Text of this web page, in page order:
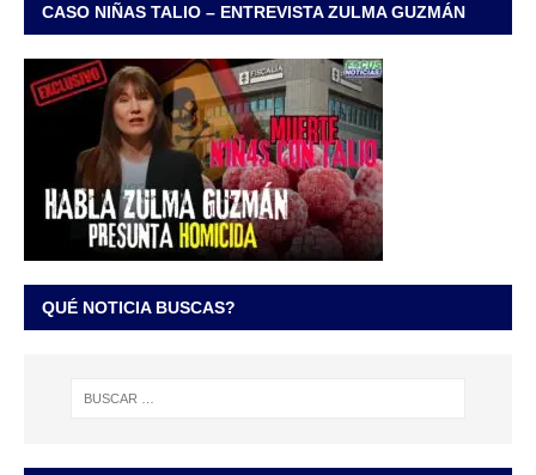
CASO NIÑAS TALIO – ENTREVISTA ZULMA GUZMÁN
QUÉ NOTICIA BUSCAS?